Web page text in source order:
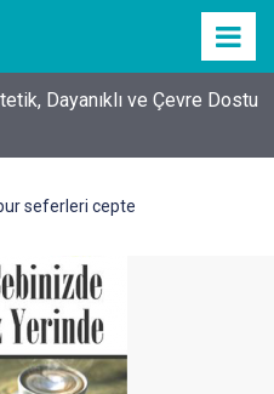
Dayanıklı ve Çevre Dostu
seferleri cepte